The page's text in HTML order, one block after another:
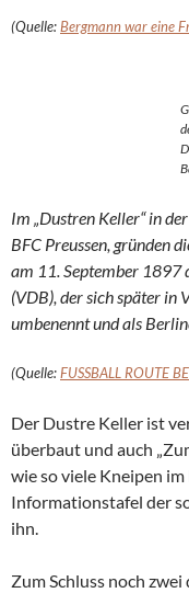
(Quelle:Bergmann war eine
Im „Dustren Keller“ in
BFC Preussen, gründen
am 11. September 1897
(VDB), der sich später in
umbenennt und als
(Quelle:FUSSBALL ROUTE
Der Dustre Keller ist
überbaut und auch
wie so viele Kneipen
Informationstafel der
ihn.
Zum Schluss noch